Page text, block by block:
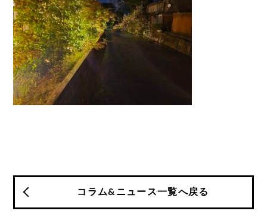
コラム&ニュース一覧へ戻る